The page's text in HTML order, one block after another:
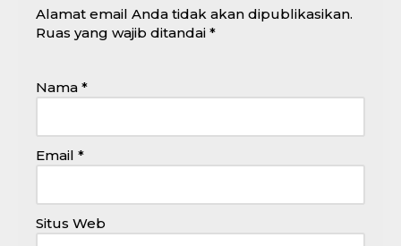
Alamat email Anda tidak akan dipublikasikan.
Ruas yang wajib ditandai *
Nama *
Email *
Situs Web